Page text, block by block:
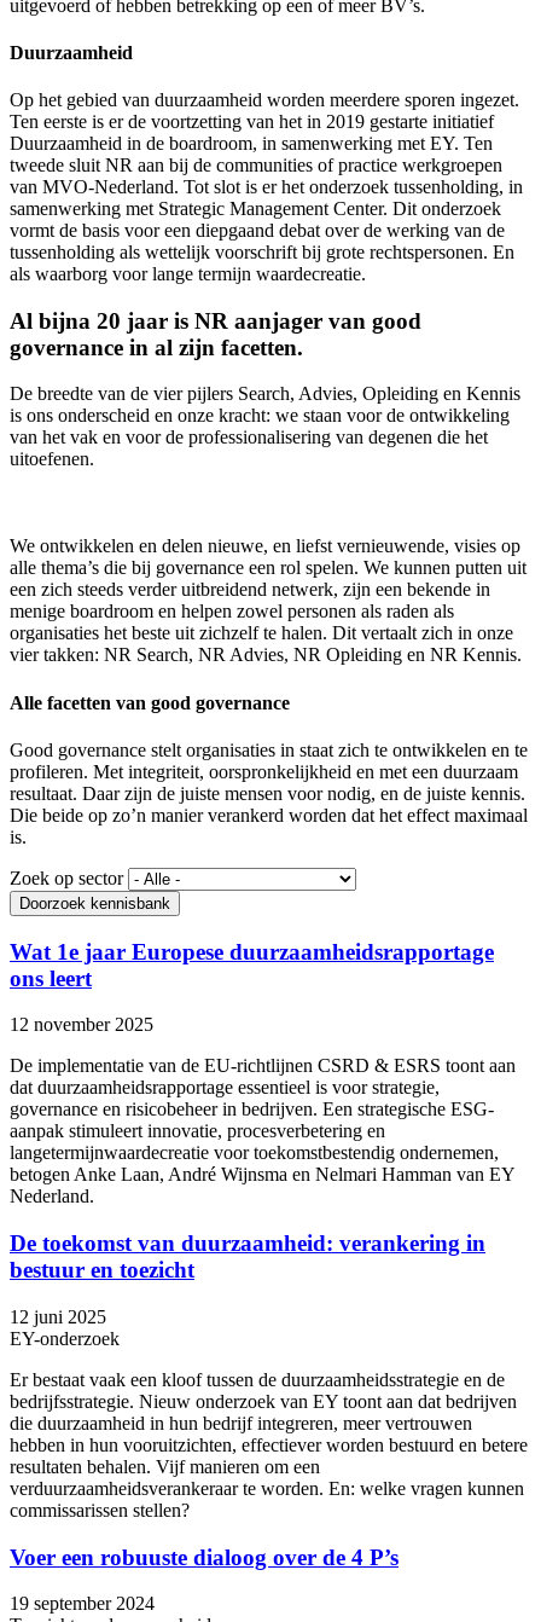
uitgevoerd of hebben betrekking op een of meer BV’s.
Duurzaamheid
Op het gebied van duurzaamheid worden meerdere sporen ingezet.
Ten eerste is er de voortzetting van het in 2019 gestarte initiatief
Duurzaamheid in de boardroom, in samenwerking met EY. Ten
tweede sluit NR aan bij de communities of practice werkgroepen
van MVO-Nederland. Tot slot is er het onderzoek tussenholding, in
samenwerking met Strategic Management Center. Dit onderzoek
vormt de basis voor een diepgaand debat over de werking van de
tussenholding als wettelijk voorschrift bij grote rechtspersonen. En
als waarborg voor lange termijn waardecreatie.
Al bijna 20 jaar is NR aanjager van good
governance in al zijn facetten.
De breedte van de vier pijlers Search, Advies, Opleiding en Kennis
is ons onderscheid en onze kracht: we staan voor de ontwikkeling
van het vak en voor de professionalisering van degenen die het
uitoefenen.
We ontwikkelen en delen nieuwe, en liefst vernieuwende, visies op
alle thema’s die bij governance een rol spelen. We kunnen putten uit
een zich steeds verder uitbreidend netwerk, zijn een bekende in
menige boardroom en helpen zowel personen als raden als
organisaties het beste uit zichzelf te halen. Dit vertaalt zich in onze
vier takken: NR Search, NR Advies, NR Opleiding en NR Kennis.
Alle facetten van good governance
Good governance stelt organisaties in staat zich te ontwikkelen en te
profileren. Met integriteit, oorspronkelijkheid en met een duurzaam
resultaat. Daar zijn de juiste mensen voor nodig, en de juiste kennis.
Die beide op zo’n manier verankerd worden dat het effect maximaal
is.
Zoek op sector
Wat 1e jaar Europese duurzaamheidsrapportage
ons leert
12 november 2025
De implementatie van de EU-richtlijnen CSRD & ESRS toont aan
dat duurzaamheidsrapportage essentieel is voor strategie,
governance en risicobeheer in bedrijven. Een strategische ESG-
aanpak stimuleert innovatie, procesverbetering en
langetermijnwaardecreatie voor toekomstbestendig ondernemen,
betogen Anke Laan, André Wijnsma en Nelmari Hamman van EY
Nederland.
De toekomst van duurzaamheid: verankering in
bestuur en toezicht
12 juni 2025
EY-onderzoek
Er bestaat vaak een kloof tussen de duurzaamheidsstrategie en de
bedrijfsstrategie. Nieuw onderzoek van EY toont aan dat bedrijven
die duurzaamheid in hun bedrijf integreren, meer vertrouwen
hebben in hun vooruitzichten, effectiever worden bestuurd en betere
resultaten behalen. Vijf manieren om een
verduurzaamheidsverankeraar te worden. En: welke vragen kunnen
commissarissen stellen?
Voer een robuuste dialoog over de 4 P’s
19 september 2024